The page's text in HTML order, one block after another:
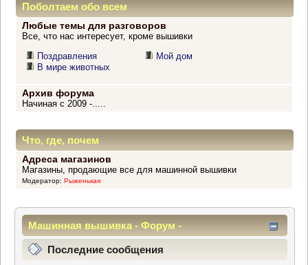
Поболтаем обо всем
Любые темы для разговоров
Все, что нас интересует, кроме вышивки
Поздравления
В мире животных
Мой дом
Архив форума
Начиная с 2009 -.....
Что, где, почем
Адреса магазинов
Магазины, продающие все для машинной вышивки
Модератор: Рыженькая
Машинная вышивка - Форум -
Информационный центр
Последние сообщения